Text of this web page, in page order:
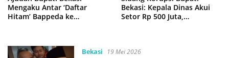
Mengaku Antar ‘Daftar
Hitam’ Bappeda ke
Bekasi: Kepala Dinas Akui
Setor Rp 500 Juta,
Bekasi 19 Mei 2026